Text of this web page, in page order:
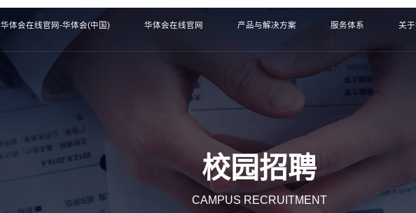
华体会在线官网-华体会(中国) 华体会在线官网 产品与解决方案 服务体系 关
校园招聘
CAMPUS RECRUITMENT